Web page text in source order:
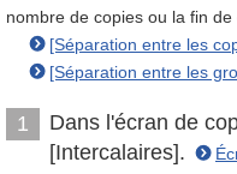
nombre de copies ou la fin
[Séparation entre les
[Séparation entre les
1
Dans l'écran de
[Intercalaires].